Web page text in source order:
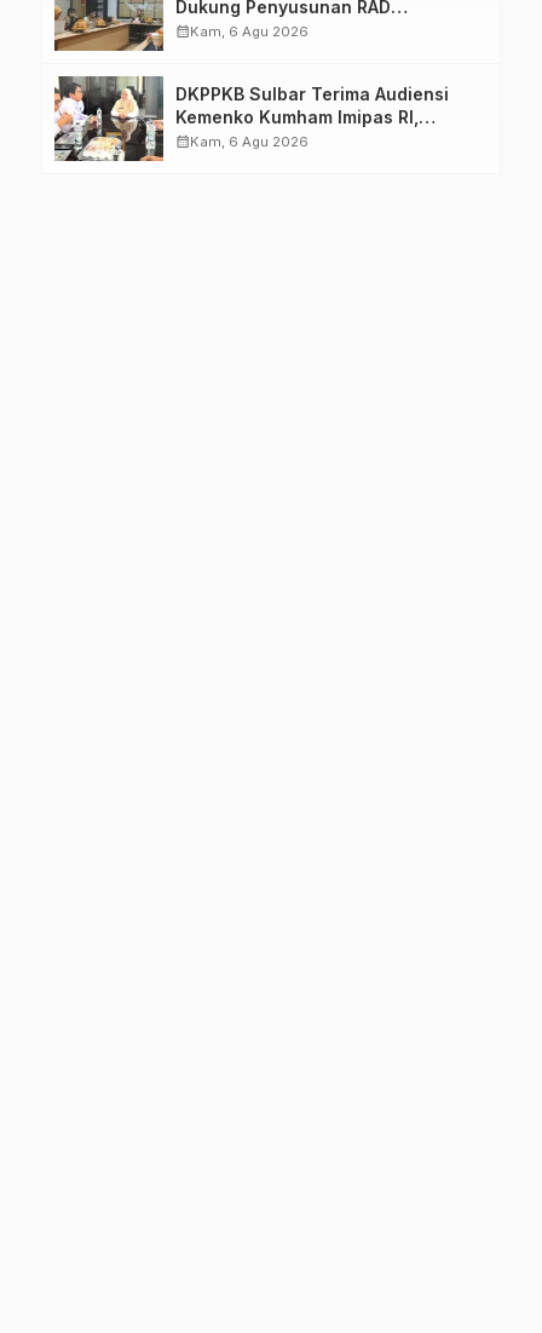
Dukung Penyusunan RAD
TPB/SDGs Sulawesi Barat
calendar_monthKam, 6 Agu 2026
DKPPKB Sulbar Terima Audiensi
Kemenko Kumham Imipas RI,
Perkuat Pelayanan Kesehatan bagi
calendar_monthKam, 6 Agu 2026